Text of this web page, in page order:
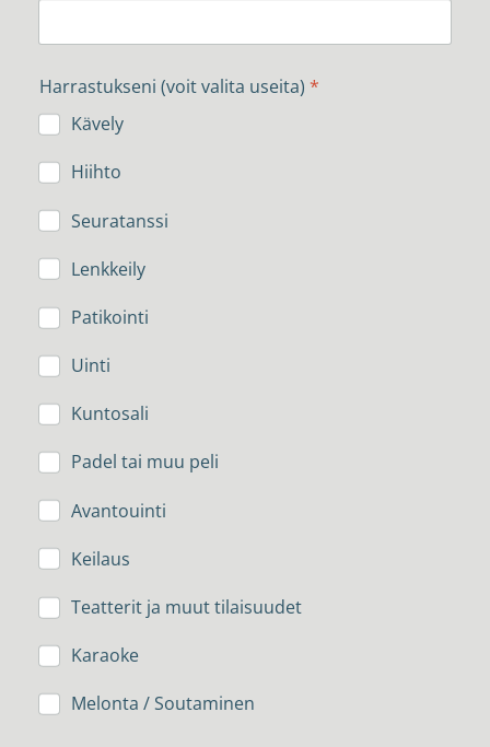
Harrastukseni (voit valita useita) *
Kävely
Hiihto
Seuratanssi
Lenkkeily
Patikointi
Uinti
Kuntosali
Padel tai muu peli
Avantouinti
Keilaus
Teatterit ja muut tilaisuudet
Karaoke
Melonta / Soutaminen